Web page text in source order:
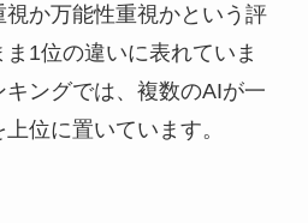
か万能性重視かという評
1位の違いに表れていま
ングでは、複数のAIが一
位に置いています。